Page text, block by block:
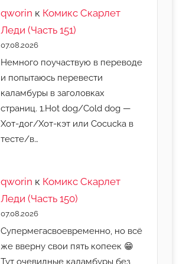
qworin к Комикс Скарлет
Леди (Часть 151)
07.08.2026
Немного поучаствую в переводе
и попытаюсь перевести
каламбуры в заголовках
страниц. 1.Hot dog/Cold dog —
Хот-дог/Хот-кэт или Cocucka в
тесте/в…
qworin к Комикс Скарлет
Леди (Часть 150)
07.08.2026
Супермегасвоевременно, но всё
же вверну свои пять копеек 😁
Тут очевидные каламбуры без